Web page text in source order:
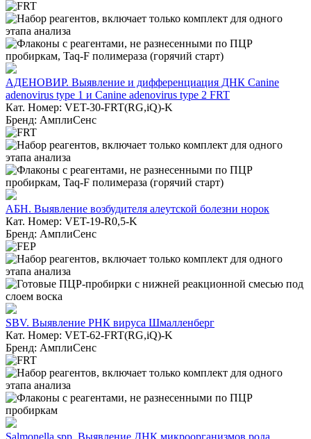
АДЕНОВИР. Выявление и дифференциация ДНК Canine
adenovirus type 1 и Canine adenovirus type 2 FRT
Кат. Номер: VET-30-FRT(RG,iQ)-K
Бренд: АмплиСенс
АБН. Выявление возбудителя алеутской болезни норок
Кат. Номер: VET-19-R0,5-K
Бренд: АмплиСенс
SBV. Выявление РНК вируса Шмалленберг
Кат. Номер: VET-62-FRT(RG,iQ)-K
Бренд: АмплиСенс
Salmonella spp. Выявление ДНК микроорганизмов рода